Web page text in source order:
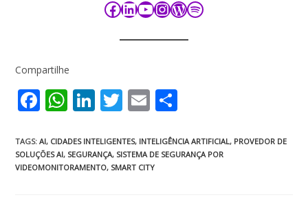
Compartilhe
F
e
b
W
at
s
Li
k
e
T
itt
er
E
ai
l
ar
e
TAGS:AI, CIDADES INTELIGENTES, INTELIGÊNCIA ARTIFICIAL, PROVEDOR DE
SOLUÇÕES AI, SEGURANÇA, SISTEMA DE SEGURANÇA POR
VIDEOMONITORAMENTO, SMART CITY